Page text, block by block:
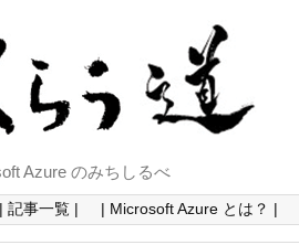
Azure のみちしるべ
| 記事一覧 | | Microsoft Azure とは？ |